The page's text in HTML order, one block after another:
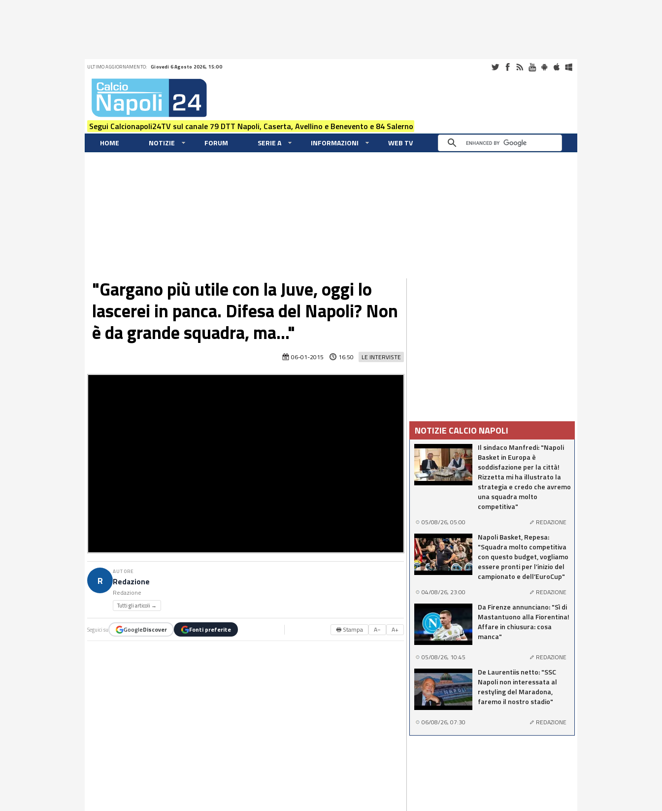
ULTIMO AGGIORNAMENTO: Giovedi 6 Agosto 2026, 15:00
Segui Calcionapoli24TV sul canale 79 DTT Napoli, Caserta, Avellino e Benevento e 84 Salerno
HOME NOTIZIE FORUM SERIE A INFORMAZIONI WEB TV
"Gargano più utile con la Juve, oggi lo
lascerei in panca. Difesa del Napoli? Non
è da grande squadra, ma..."
LE INTERVISTE
06-01-2015 16:50
R
AUTORE
Redazione
Redazione
Tutti gli articoli →
Seguici su GoogleDiscover Fonti preferite 🖶 Stampa A− A+
NOTIZIE CALCIO NAPOLI
Il sindaco Manfredi: "Napoli
Basket in Europa è
soddisfazione per la città!
Rizzetta mi ha illustrato la
strategia e credo che avremo
una squadra molto
competitiva"
05/08/26, 05:00 REDAZIONE
Napoli Basket, Repesa:
"Squadra molto competitiva
con questo budget, vogliamo
essere pronti per l’inizio del
campionato e dell’EuroCup"
04/08/26, 23:00 REDAZIONE
Da Firenze annunciano: "Sì di
Mastantuono alla Fiorentina!
Affare in chiusura: cosa
manca"
05/08/26, 10:45 REDAZIONE
De Laurentiis netto: "SSC
Napoli non interessata al
restyling del Maradona,
faremo il nostro stadio"
06/08/26, 07:30 REDAZIONE